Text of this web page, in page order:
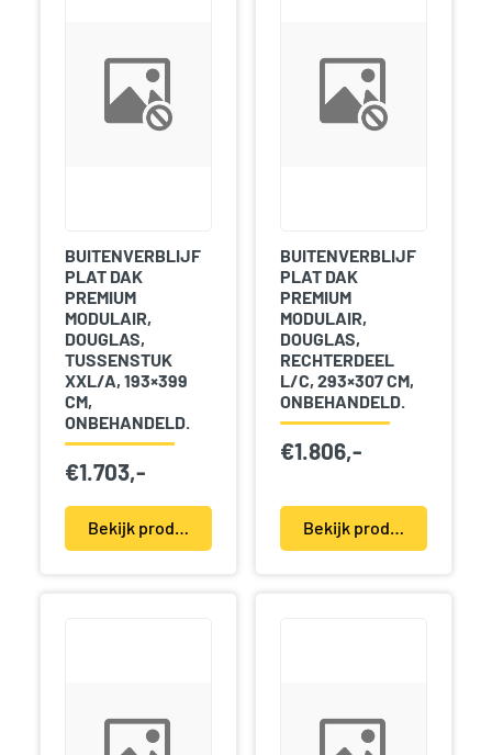
BUITENVERBLIJF
PLAT DAK
PREMIUM
MODULAIR,
DOUGLAS,
TUSSENSTUK
XXL/A, 193×399
CM,
ONBEHANDELD.
€1.703,-
Bekijk product(en)
BUITENVERBLIJF
PLAT DAK
PREMIUM
MODULAIR,
DOUGLAS,
RECHTERDEEL
L/C, 293×307 CM,
ONBEHANDELD.
€1.806,-
Bekijk product(en)